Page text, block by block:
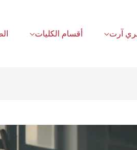
أقسام الكليات